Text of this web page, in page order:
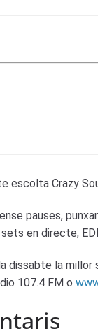
a A
escolta Crazy
pauses,
en directe,
dissabte la millor
107.4 FM o